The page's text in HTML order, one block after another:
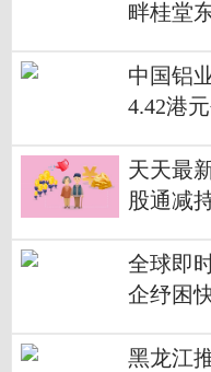
畔桂堂
中国铝
4.42港
天天最
股通减
全球即
企纾困
黑龙江